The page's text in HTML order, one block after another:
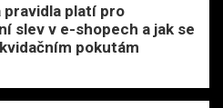
pravidla platí pro
slev v e-shopech a jak se
pokutám